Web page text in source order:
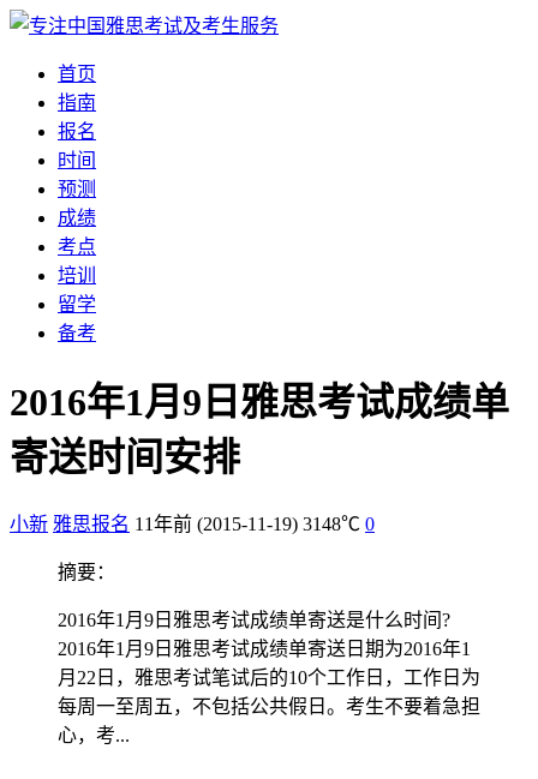
首页
指南
报名
时间
预测
成绩
考点
培训
留学
备考
2016年1月9日雅思考试成绩单
寄送时间安排
小新 雅思报名 11年前 (2015-11-19) 3148℃ 0
摘要：
2016年1月9日雅思考试成绩单寄送是什么时间?
2016年1月9日雅思考试成绩单寄送日期为2016年1
月22日，雅思考试笔试后的10个工作日，工作日为
每周一至周五，不包括公共假日。考生不要着急担
心，考...